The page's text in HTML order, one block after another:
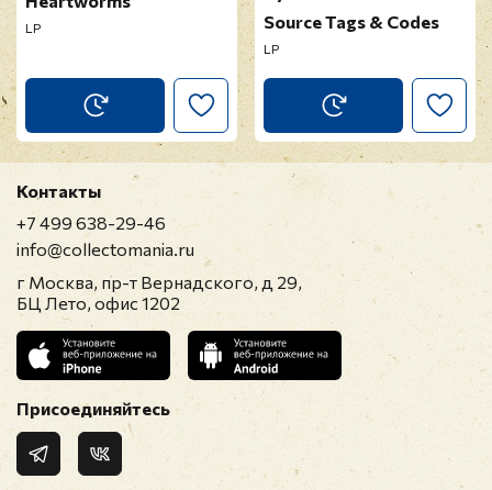
16. Out On The Road
19. Looking For Anchors
20. All Molten
21. Waimanalo Drive
22. Spotlight On The Victor
23. Marcel Was Here
24. Before The Swim
LP
Source Tags & Codes
LP
Контакты
+7 499 638-29-46
info@collectomania.ru
г Москва, пр-т Вернадского, д 29,
БЦ Лето, офис 1202
Присоединяйтесь